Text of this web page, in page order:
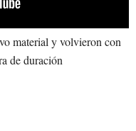
material y volvieron con
de duración